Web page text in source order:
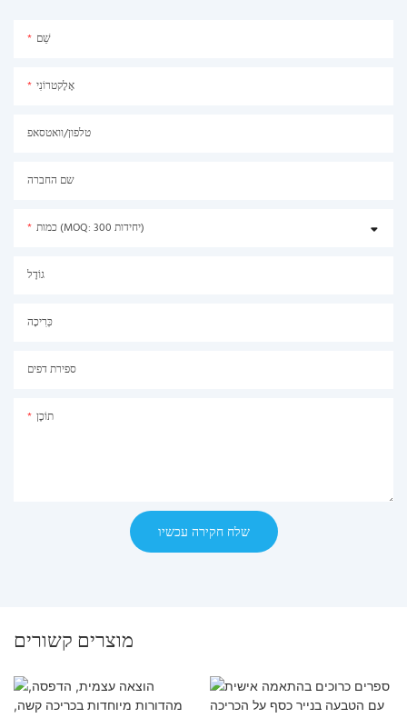
שֵׁם
אֶלֶקטרוֹנִי
טלפון/וואטסאפ
שם החברה
כמות (MOQ: 300 יחידות)
גוֹדֶל
כְּרִיכָה
ספירת דפים
תוֹכֶן
שלח חקירה עכשיו
מוצרים קשורים